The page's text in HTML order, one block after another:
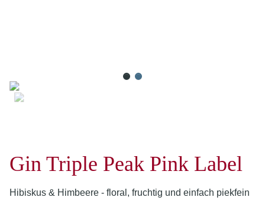
Gin Triple Peak Pink Label
Hibiskus & Himbeere - floral, fruchtig und einfach piekfein